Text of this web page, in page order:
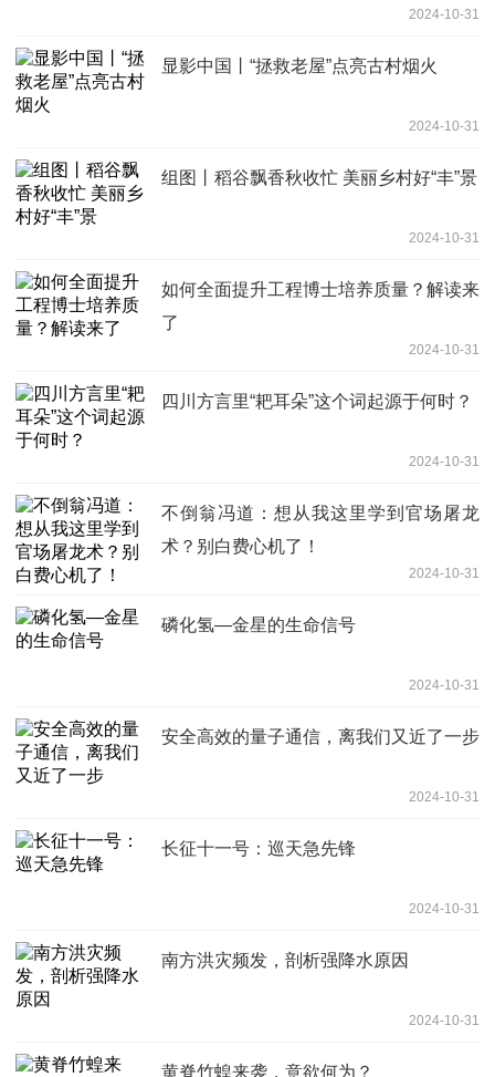
2024-10-31
显影中国丨“拯救老屋”点亮古村烟火
2024-10-31
组图丨稻谷飘香秋收忙 美丽乡村好“丰”景
2024-10-31
如何全面提升工程博士培养质量？解读来
了
2024-10-31
四川方言里“耙耳朵”这个词起源于何时？
2024-10-31
不倒翁冯道：想从我这里学到官场屠龙
术？别白费心机了！
2024-10-31
磷化氢—金星的生命信号
2024-10-31
安全高效的量子通信，离我们又近了一步
2024-10-31
长征十一号：巡天急先锋
2024-10-31
南方洪灾频发，剖析强降水原因
2024-10-31
黄脊竹蝗来袭，意欲何为？